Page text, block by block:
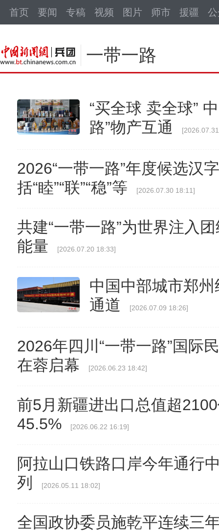
首页 要闻 专稿 视频 图片 师市 援疆
一带一路
“买全球 卖全球”
路”物产互通
2026“一带一路”年度候选汉
括“睦”“联”“稳”等
[2026.07.30 18:11]
共建“一带一路”为世界注入
能量
[2026.07.20 18:33]
中国中部城市郑州
通道
[2026.07.09 18:26]
2026年四川“一带一路”国际
在蓉启幕
[2026.06.23 18:42]
前5月新疆进出口总值超
45.5%
[2026.06.22 16:19]
阿拉山口铁路口岸今年通行
列
[2026.05.11 18:02]
全国政协委员施乾平连续三